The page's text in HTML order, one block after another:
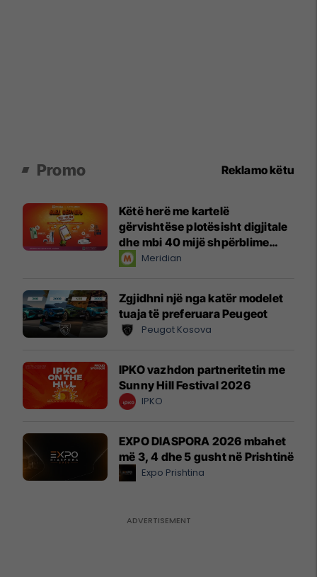
Promo Reklamo këtu
Këtë herë me kartelë
gërvishtëse plotësisht digjitale
dhe mbi 40 mijë shpërblime
instant!Meridian
Zgjidhni një nga katër modelet
tuaja të preferuara Peugeot
Peugot Kosova
IPKO vazhdon partneritetin me
Sunny Hill Festival 2026
IPKO
EXPO DIASPORA 2026 mbahet
më 3, 4 dhe 5 gusht në Prishtinë
Expo Prishtina